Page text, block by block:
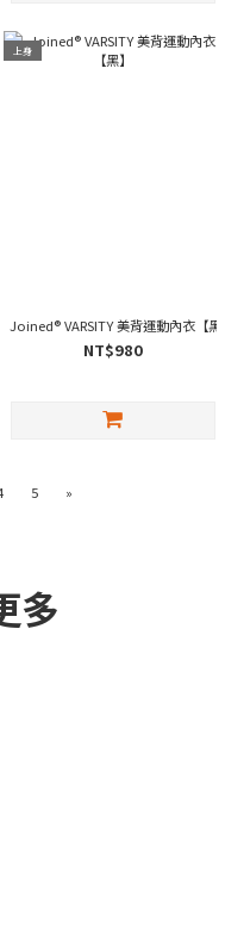
黑】
上身
Joined® VARSITY 美背運動內衣【黑】
NT$980
5 »
多